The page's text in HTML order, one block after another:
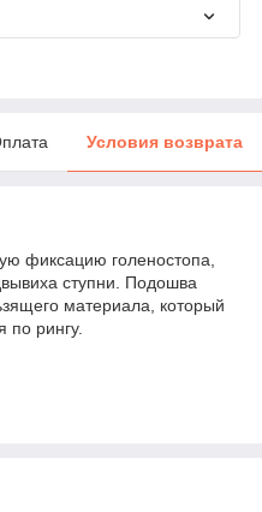
Условия возврата
фиксацию голеностопа,
ступни. Подошва
материала, который
по рингу.